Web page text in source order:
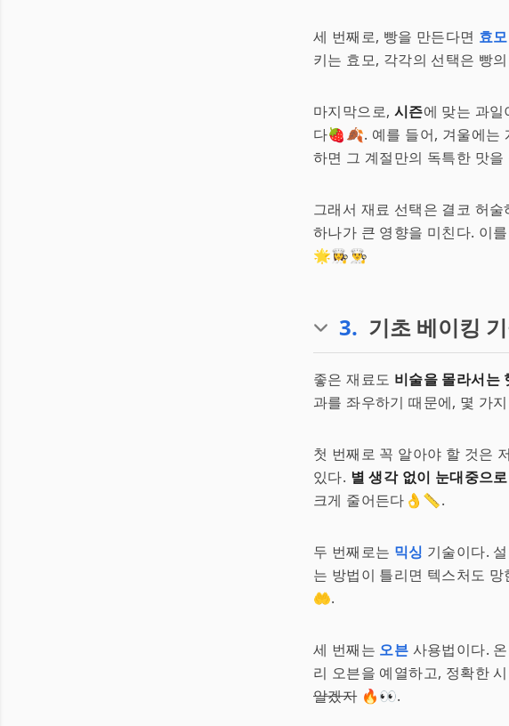
세 번째로, 빵을 만든다면 효모
키는 효모, 각각의 선택은 빵
마지막으로, 시즌에 맞는 과
다🍓🍂. 예를 들어, 겨울에는
하면 그 계절만의 독특한 맛을
그래서 재료 선택은 결코 허
하나가 큰 영향을 미친다. 이
🌟👩‍🍳👨‍🍳
3. 기초 베이킹
좋은 재료도 비술을 몰라서는
과를 좌우하기 때문에, 몇 가
첫 번째로 꼭 알아야 할 것은
있다. 별 생각 없이 눈대중으
크게 줄어든다👌📏.
두 번째로는 믹싱 기술이다.
는 방법이 틀리면 텍스처도 망
🤲.
세 번째는 오븐 사용법이다.
리 오븐을 예열하고, 정확한
알겠지🔥👀.